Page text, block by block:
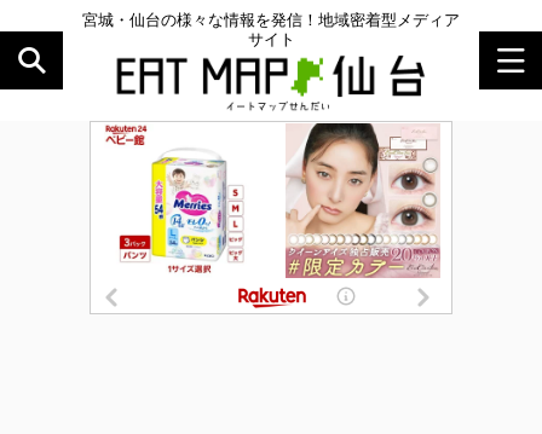
宮城・仙台の様々な情報を発信！地域密着型メディア
サイト